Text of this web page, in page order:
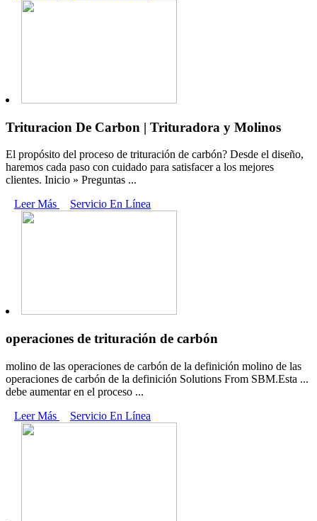
Trituracion De Carbon | Trituradora y Molinos
El propósito del proceso de trituración de carbón? Desde el diseño,
haremos cada paso con cuidado para satisfacer a los mejores
clientes. Inicio » Preguntas ...
Leer Más
Servicio En Línea
operaciones de trituración de carbón
molino de las operaciones de carbón de la definición molino de las
operaciones de carbón de la definición Solutions From SBM.Esta ...
debe aumentar en el proceso ...
Leer Más
Servicio En Línea